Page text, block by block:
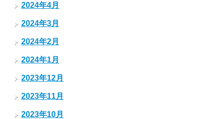
2024年4月
2024年3月
2024年2月
2024年1月
2023年12月
2023年11月
2023年10月